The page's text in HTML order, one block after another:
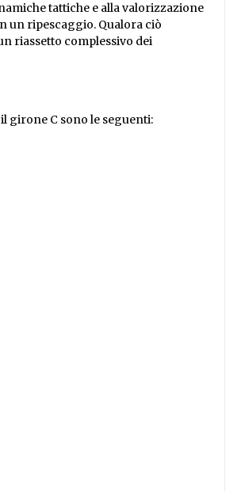
tattiche e alla valorizzazione
un ripescaggio. Qualora ciò
riassetto complessivo dei
girone C sono le seguenti: